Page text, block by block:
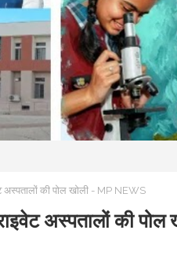
अस्पतालों की पोल खोली - MP NEWS
अस्पतालों की